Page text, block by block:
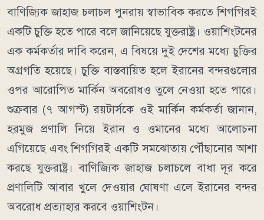
বাণিজ্যিক জাহাজ চলাচল পুনরায় স্বাভাবিক করতে শিগগিরই
একটি চুক্তি হতে পারে বলে জানিয়েছে যুক্তরাষ্ট্র। ওয়াশিংটনের
এক কর্মকর্তার দাবি করেন, এ বিষয়ে দুই দেশের মধ্যে চুক্তির
অগ্রগতি হয়েছে। চুক্তি বাস্তবায়িত হলে ইরানের বন্দরগুলোর
ওপর আরোপিত মার্কিন অবরোধও তুলে নেওয়া হতে পারে।
শুক্রবার (৭ আগস্ট) রয়টার্সকে ওই মার্কিন কর্মকর্তা জানান,
হরমুজ প্রণালি নিয়ে ইরান ও ওমানের মধ্যে আলোচনা
এগিয়েছে এবং শিগগিরই একটি সমঝোতায় পৌঁছানোর আশা
করছে যুক্তরাষ্ট্র। বাণিজ্যিক জাহাজ চলাচলে বাধা দূর করে
প্রণালিটি আবার খুলে দেওয়ার ঘোষণা এলে ইরানের বন্দর
অবরোধ প্রত্যাহার করবে ওয়াশিংটন।